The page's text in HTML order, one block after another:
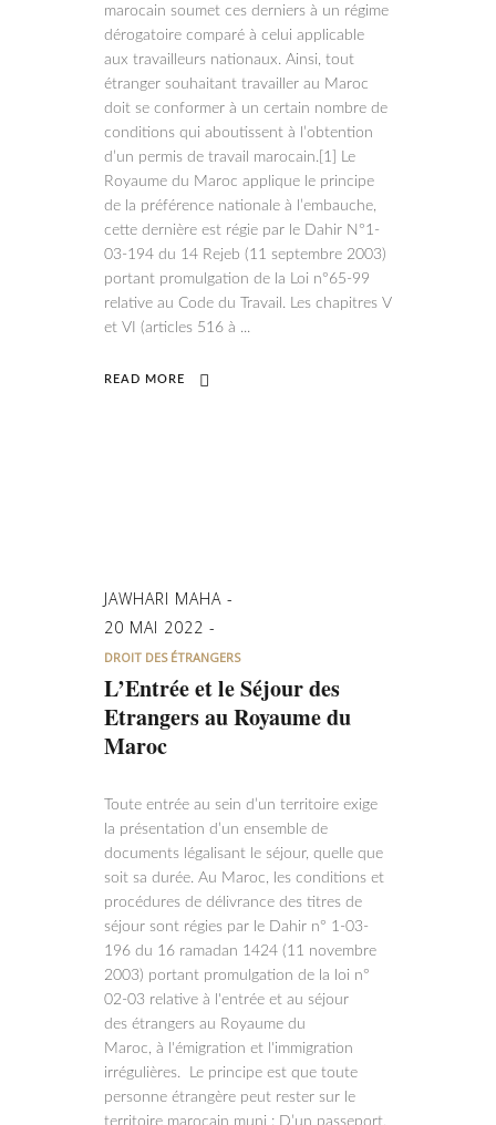
marocain soumet ces derniers à un régime
dérogatoire comparé à celui applicable
aux travailleurs nationaux. Ainsi, tout
étranger souhaitant travailler au Maroc
doit se conformer à un certain nombre de
conditions qui aboutissent à l’obtention
d’un permis de travail marocain.[1] Le
Royaume du Maroc applique le principe
de la préférence nationale à l’embauche,
cette dernière est régie par le Dahir N°1-
03-194 du 14 Rejeb (11 septembre 2003)
portant promulgation de la Loi n°65-99
relative au Code du Travail. Les chapitres V
et VI (articles 516 à
READ MORE
JAWHARI MAHA
20 MAI 2022
DROIT DES ÉTRANGERS
L’Entrée et le Séjour des
Etrangers au Royaume du
Maroc
Toute entrée au sein d’un territoire exige
la présentation d’un ensemble de
documents légalisant le séjour, quelle que
soit sa durée. Au Maroc, les conditions et
procédures de délivrance des titres de
séjour sont régies par le Dahir n° 1-03-
196 du 16 ramadan 1424 (11 novembre
2003) portant promulgation de la loi n°
02-03 relative à l'entrée et au séjour
des étrangers au Royaume du
Maroc, à l'émigration et l'immigration
irrégulières. Le principe est que toute
personne étrangère peut rester sur le
territoire marocain muni : D’un passeport,